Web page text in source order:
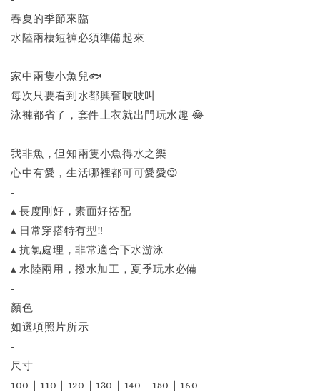
春夏的季節來臨
水陸兩棲短褲必須準備起來
家中兩隻小魚兒🐟
每次只要看到水都興奮吱吱叫
泳褲都省了，套件上衣就出門玩水趣 😂
我非魚，但知兩隻小魚得水之樂
心中有愛，生活哪裡都可可愛愛😍
-
▴ 長度剛好，素面好搭配
▴ 日常穿搭特有型‼️
▴ 抗氯處理，非常適合下水游泳
▴ 水陸兩用，撥水加工，夏季玩水必備
-
顏色
如選項照片所示
-
尺寸
100｜110｜120｜130｜140｜150｜160